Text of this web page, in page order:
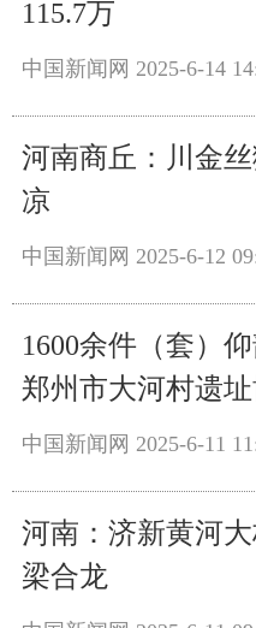
115.7万
中国新闻网 2025-6-14
河南商丘：川金
凉
中国新闻网 2025-6-12
1600余件（套）
郑州市大河村遗
中国新闻网 2025-6-11
河南：济新黄河
梁合龙